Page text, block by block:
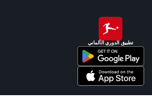
تطبيق الدوري الألماني